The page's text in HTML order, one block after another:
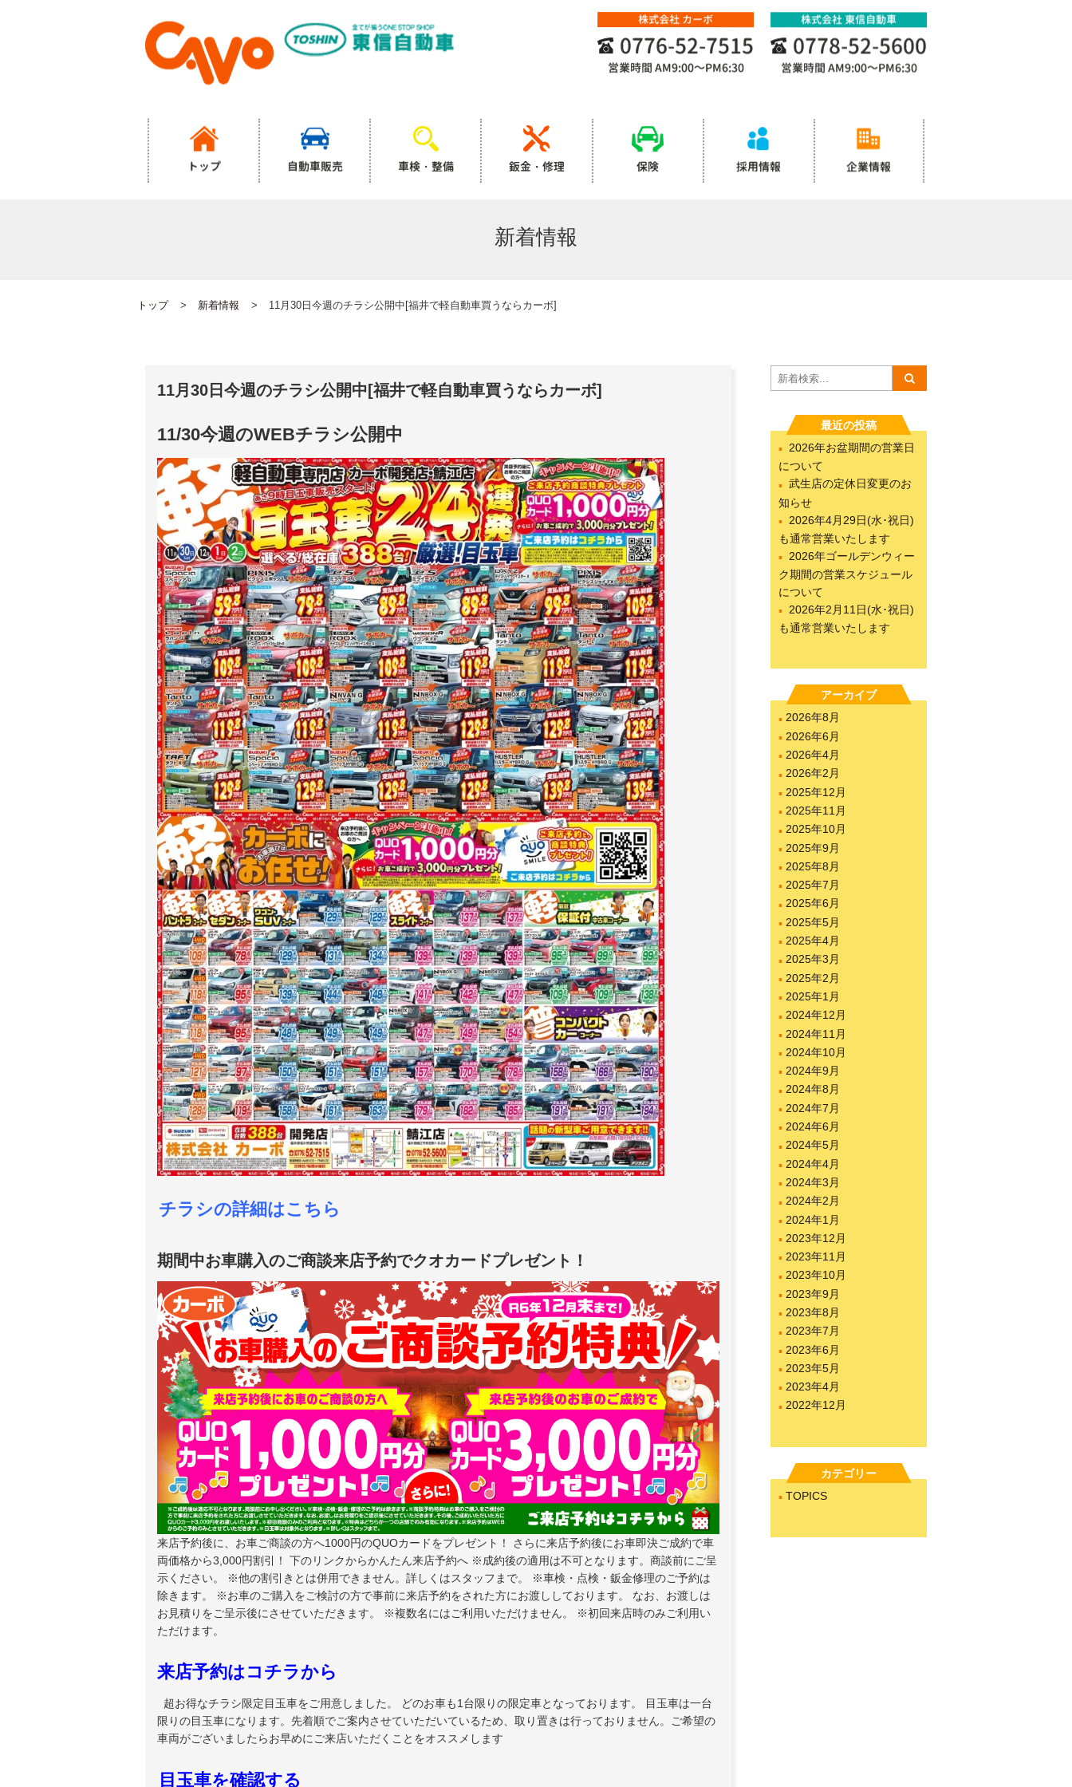
株式会社 カーボ
0776-52-7515
営業時間 AM9:00～PM6:30
株式会社 東信自動車
0778-52-5600
営業時間 AM9:00～PM6:30
トップ 自動車販売 車検・整備 鈑金・修理 保険 採用情報 企業情報
新着情報
トップ 新着情報 11月30日今週のチラシ公開中[福井で軽自動車買うならカーボ]
11月30日今週のチラシ公開中[福井で軽自動車買うならカーボ]
11/30今週のWEBチラシ公開中
チラシの詳細はこちら
期間中お車購入のご商談来店予約でクオカードプレゼント！
来店予約後に、お車ご商談の方へ1000円のQUOカードをプレゼント！
さらに来店予約後にお車即決ご成約で車
両価格から3,000円割引！
下のリンクからかんたん来店予約へ ※成約後の適用は不可となります。商談前にご呈
示ください。 ※他の割引きとは併用できません。詳しくはスタッフまで。 ※車検・点検・鈑金修理のご予約は
除きます。 ※お車のご購入をご検討の方で事前に来店予約をされた方にお渡ししております。 なお、お渡しは
お見積りをご呈示後にさせていただきます。 ※複数名にはご利用いただけません。 ※初回来店時のみご利用い
ただけます。
来店予約はコチラから
超お得なチラシ限定目玉車をご用意しました。 どのお車も1台限りの限定車となっております。 目玉車は一台
限りの目玉車になります。先着順でご案内させていただいているため、取り置きは行っておりません。ご希望の
車両がございましたらお早めにご来店いただくことをオススメします
目玉車を確認する
最近の投稿
2026年お盆期間の営業日
について
武生店の定休日変更のお
知らせ
2026年4月29日(水･祝日)
も通常営業いたします
2026年ゴールデンウィー
ク期間の営業スケジュール
について
2026年2月11日(水･祝日)
も通常営業いたします
アーカイブ
2026年8月
2026年6月
2026年4月
2026年2月
2025年12月
2025年11月
2025年10月
2025年9月
2025年8月
2025年7月
2025年6月
2025年5月
2025年4月
2025年3月
2025年2月
2025年1月
2024年12月
2024年11月
2024年10月
2024年9月
2024年8月
2024年7月
2024年6月
2024年5月
2024年4月
2024年3月
2024年2月
2024年1月
2023年12月
2023年11月
2023年10月
2023年9月
2023年8月
2023年7月
2023年6月
2023年5月
2023年4月
2022年12月
カテゴリー
TOPICS